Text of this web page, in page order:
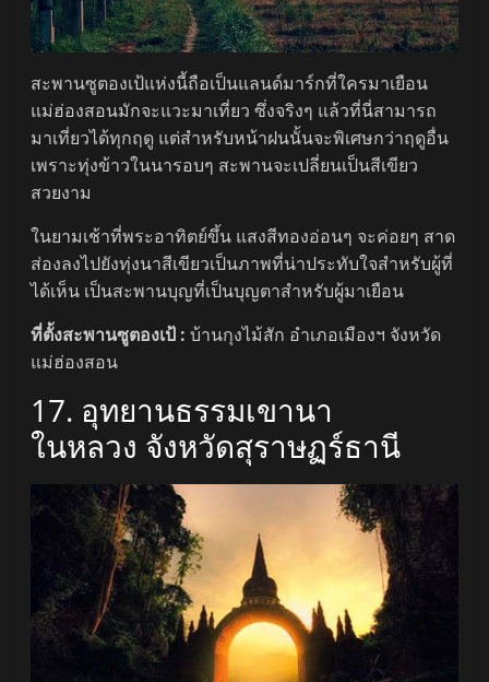
สะพานซูตองเป้แห่งนี้ถือเป็นแลนด์มาร์กที่ใครมาเยือน
แม่ฮ่องสอนมักจะแวะมาเที่ยว ซึ่งจริงๆ แล้วที่นี่สามารถ
มาเที่ยวได้ทุกฤดู แต่สำหรับหน้าฝนนั้นจะพิเศษกว่าฤดูอื่น
เพราะทุ่งข้าวในนารอบๆ สะพานจะเปลี่ยนเป็นสีเขียว
สวยงาม
ในยามเช้าที่พระอาทิตย์ขึ้น แสงสีทองอ่อนๆ จะค่อยๆ สาด
ส่องลงไปยังทุ่งนาสีเขียวเป็นภาพที่น่าประทับใจสำหรับผู้ที่
ได้เห็น เป็นสะพานบุญที่เป็นบุญตาสำหรับผู้มาเยือน
ที่ตั้งสะพานซูตองเป้ : บ้านกุงไม้สัก อำเภอเมืองฯ จังหวัด
แม่ฮ่องสอน
17. อุทยานธรรมเขานา
ในหลวง จังหวัดสุราษฏร์ธานี